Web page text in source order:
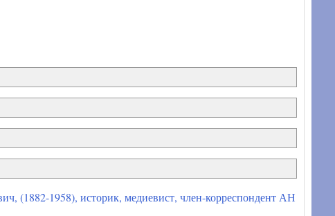
(1882-1958), историк, медиевист, член-корреспондент АН